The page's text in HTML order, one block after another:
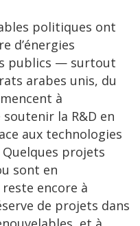
politiques ont
d’énergies
publics — surtout
arabes unis, du
à
la R&D en
aux technologies
projets
sont en
encore à
de projets dans